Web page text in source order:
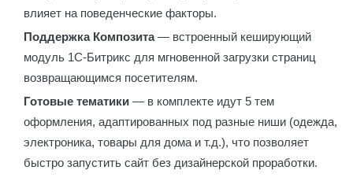
влияет на поведенческие факторы.
Поддержка Композита— встроенный кеширующий
модуль 1С-Битрикс для мгновенной загрузки страниц
возвращающимся посетителям.
Готовые тематики — в комплекте идут 5 тем
оформления, адаптированных под разные ниши (одежда,
электроника, товары для дома и т.д.), что позволяет
быстро запустить сайт без дизайнерской проработки.